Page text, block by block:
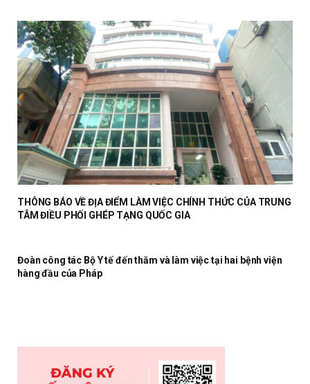
THÔNG BÁO VỀ ĐỊA ĐIỂM LÀM VIỆC CHÍNH THỨC CỦA TRUNG
TÂM ĐIỀU PHỐI GHÉP TẠNG QUỐC GIA
Đoàn công tác Bộ Y tế đến thăm và làm việc tại hai bệnh viện
hàng đầu của Pháp